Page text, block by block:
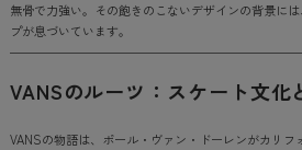
無骨で力強い。その飽きのこないデザインの背景に
プが息づいています。
VANSのルーツ：スケート文化
VANSの物語は、ポール・ヴァン・ドーレンがカリフ